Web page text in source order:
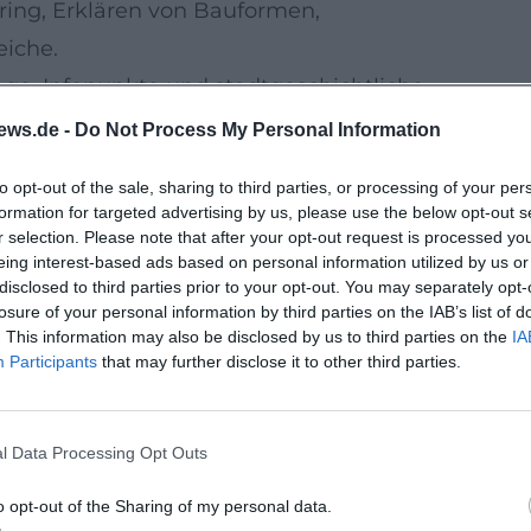
- Do Not Process My Personal Information
opt-out of the sale, sharing to third parties, or processing of your
for targeted advertising by us, please use the below opt-out
selection. Please note that after your opt-out request is processed
interest-based ads based on personal information utilized by us
to third parties prior to your opt-out. You may separately
of your personal information by third parties on the IAB’s list of
This information may also be disclosed by us to third parties on the
Participants that may further disclose it to other third parties.
Data Processing Opt Outs
opt-out of the Sharing of my personal data.
Erklären von Bauformen,
Infopunkte und stadtgeschichtliche
sinnvoll lenkt und viele
Stadt bzw. des Tourismusbüros sowie
und zur Dauer. Wenn Sie mit
oft im Voraus buchbar.
voraussichtlich wieder zentraler
Altstadt: Märkte, Stadtfeste, kulturelle
starten oder enden häufig hier.